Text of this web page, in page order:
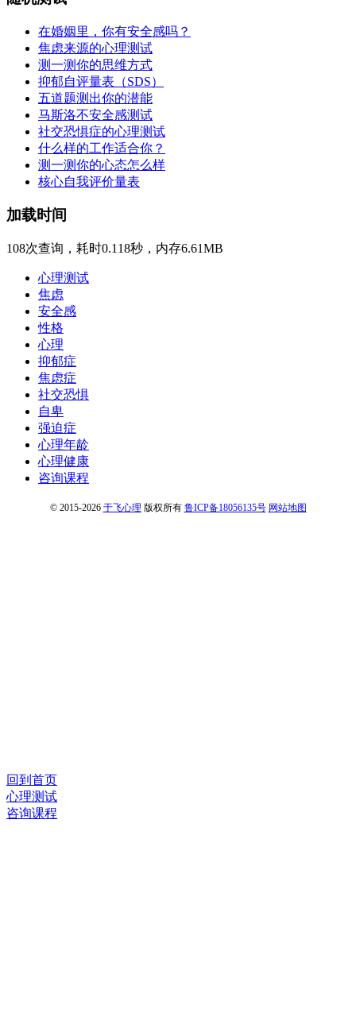
在婚姻里，你有安全感吗？
焦虑来源的心理测试
测一测你的思维方式
抑郁自评量表（SDS）
五道题测出你的潜能
马斯洛不安全感测试
社交恐惧症的心理测试
什么样的工作适合你？
测一测你的心态怎么样
核心自我评价量表
加载时间
108次查询，耗时0.118秒，内存6.61MB
心理测试
焦虑
安全感
性格
心理
抑郁症
焦虑症
社交恐惧
自卑
强迫症
心理年龄
心理健康
咨询课程
© 2015-2026 于飞心理 版权所有 鲁ICP备18056135号 网站地图
回到首页
心理测试
咨询课程